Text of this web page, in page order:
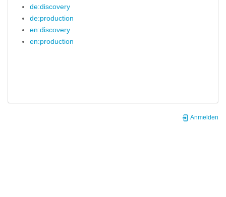
de:discovery
de:production
en:discovery
en:production
Anmelden